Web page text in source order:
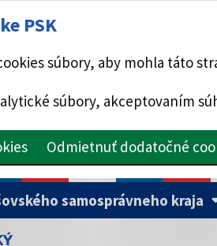
PSK
súbory, aby mohla táto
súbory, akceptovaním
Odmietnuť dodatočné
samosprávneho kraja